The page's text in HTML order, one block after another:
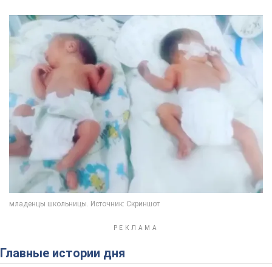
Главные истории дня